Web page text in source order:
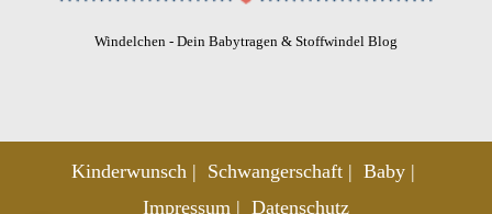
Windelchen - Dein Babytragen & Stoffwindel Blog
Kinderwunsch Schwangerschaft
Baby
Impressum
Datenschutz